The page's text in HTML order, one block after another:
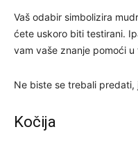
Vaš odabir simbolizira
ćete uskoro biti testirani.
vam vaše znanje pomoći u
Ne biste se trebali
Kočija